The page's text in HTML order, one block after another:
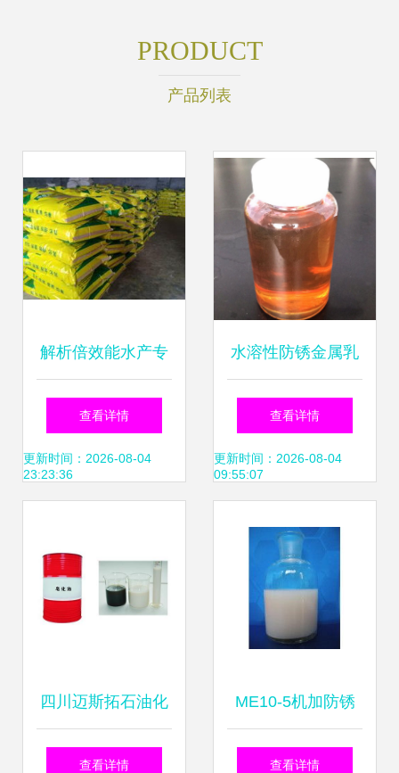
PRODUCT
产品列表
解析倍效能水产专
用乳化油粉的结构
与功效——功能油
中的利用革命性升
级
查看详情
更新时间：2026-08-04
23:23:36
水溶性防锈金属乳
化油与环保型切削
液的创新应用——
化液为例
查看详情
更新时间：2026-08-04
09:55:07
四川迈斯拓石油化
工科技 乳化油产品
查看详情
ME10-5机加防锈
乳化油的特性与应
查看详情